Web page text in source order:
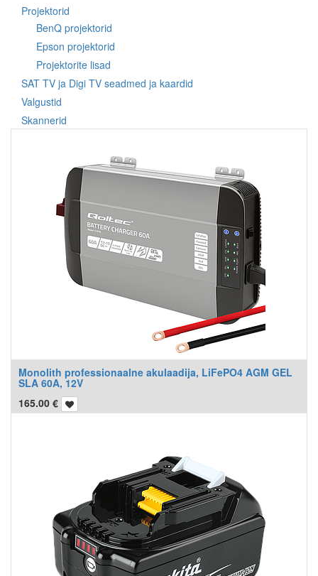
Projektorid
BenQ projektorid
Epson projektorid
Projektorite lisad
SAT TV ja Digi TV seadmed ja kaardid
Valgustid
Skannerid
Monolith professionaalne akulaadija, LiFePO4 AGM GEL
SLA 60A, 12V
165.00 €